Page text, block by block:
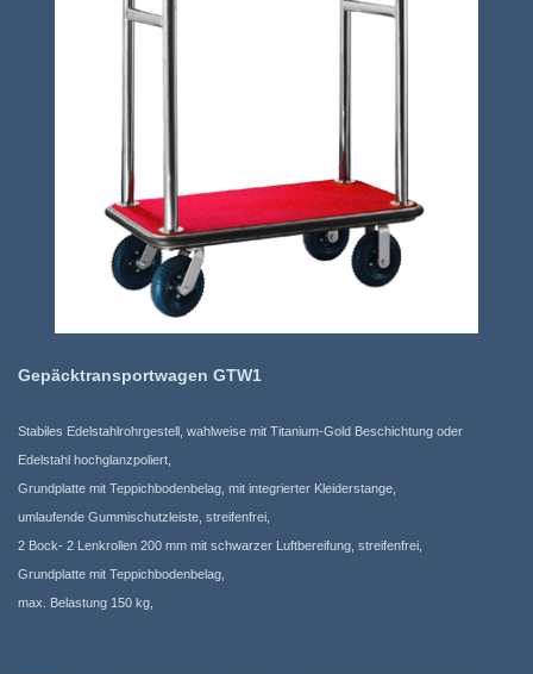
Gepäcktransportwagen GTW1
Stabiles Edelstahlrohrgestell, wahlweise mit Titanium-Gold Beschichtung oder
Edelstahl hochglanzpoliert,
Grundplatte mit Teppichbodenbelag, mit integrierter Kleiderstange,
umlaufende Gummischutzleiste, streifenfrei,
2 Bock- 2 Lenkrollen 200 mm mit schwarzer Luftbereifung, streifenfrei,
Grundplatte mit Teppichbodenbelag,
max. Belastung 150 kg,